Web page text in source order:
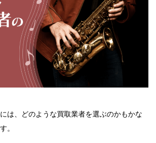
は、どのような買取業者を選ぶのかもかな
。